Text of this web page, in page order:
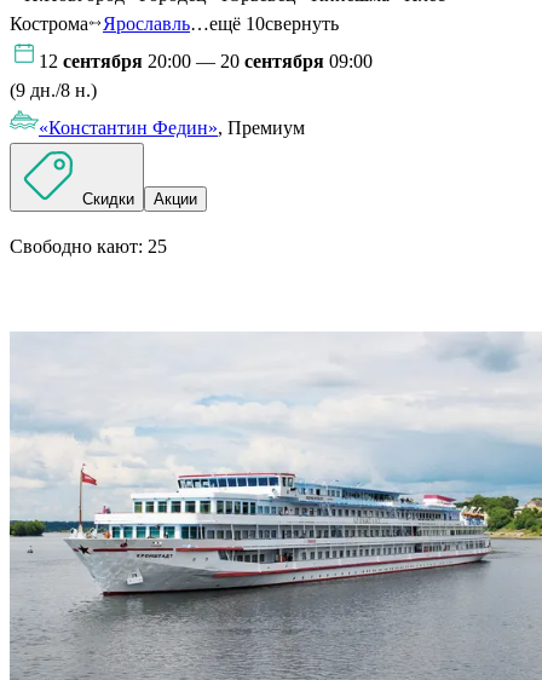
Кострома
Ярославль…ещё 10свернуть
12 сентября 20:00 — 20 сентября 09:00
(9 дн./8 н.)
«Константин Федин», Премиум
Скидки Акции
Свободно кают: 25